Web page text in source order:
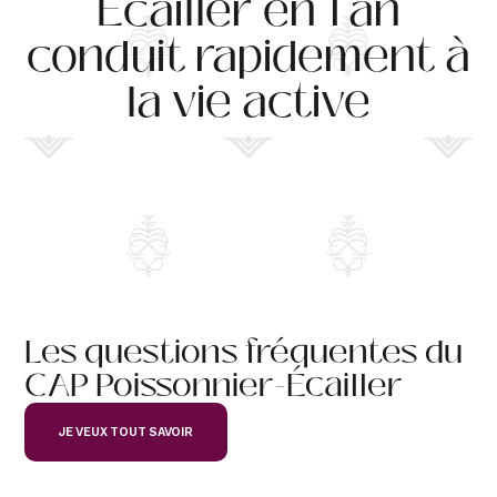
Débouchés professionnels :
Commis poissonnier
Employé de marée
Gérant d’une poissonnerie
conduit rapidement à
la vie active
Les questions fréquentes du
CAP Poissonnier-Écailler
JE VEUX TOUT SAVOIR